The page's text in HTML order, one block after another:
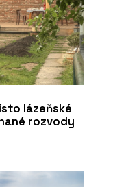
lázeňské
rozvody